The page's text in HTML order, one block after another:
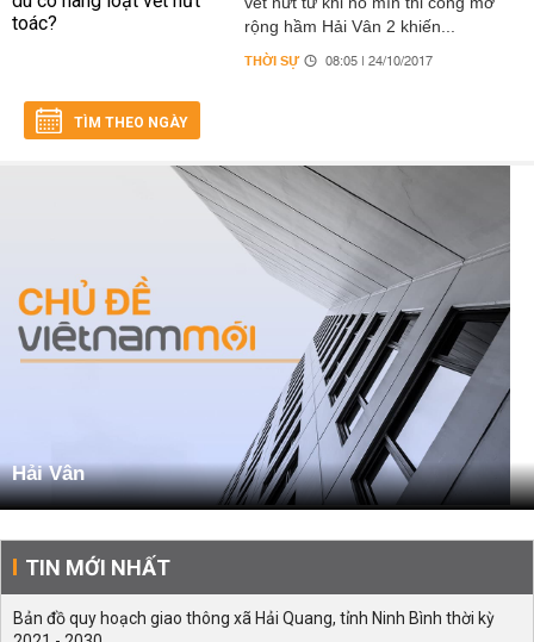
rộng hầm Hải Vân 2 khiến...
THỜI SỰ 08:05 | 24/10/2017
TÌM THEO NGÀY
Hải Vân
TIN MỚI NHẤT
Bản đồ quy hoạch giao thông xã Hải Quang, tỉnh Ninh Bình thời kỳ